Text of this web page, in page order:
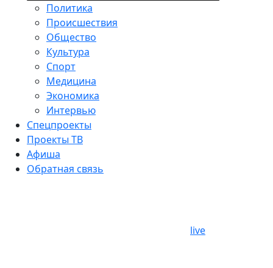
Политика
Происшествия
Общество
Культура
Спорт
Медицина
Экономика
Интервью
Спецпроекты
Проекты ТВ
Афиша
Обратная связь
live